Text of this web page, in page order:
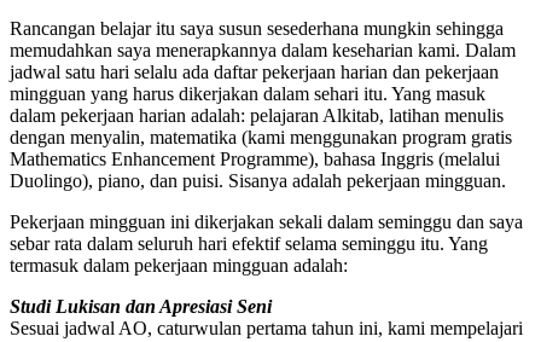
Rancangan belajar itu saya susun sesederhana mungkin sehingga
memudahkan saya menerapkannya dalam keseharian kami. Dalam
jadwal satu hari selalu ada daftar pekerjaan harian dan pekerjaan
mingguan yang harus dikerjakan dalam sehari itu. Yang masuk
dalam pekerjaan harian adalah: pelajaran Alkitab, latihan menulis
dengan menyalin, matematika (kami menggunakan program gratis
Mathematics Enhancement Programme), bahasa Inggris (melalui
Duolingo), piano, dan puisi. Sisanya adalah pekerjaan mingguan.
Pekerjaan mingguan ini dikerjakan sekali dalam seminggu dan saya
sebar rata dalam seluruh hari efektif selama seminggu itu. Yang
termasuk dalam pekerjaan mingguan adalah:
Studi Lukisan dan Apresiasi Seni
Sesuai jadwal AO, caturwulan pertama tahun ini, kami mempelajari